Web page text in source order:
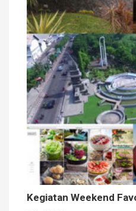
Kegiatan Weekend